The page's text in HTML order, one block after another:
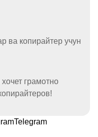
ва копирайтер учун
грамотно
Telegram